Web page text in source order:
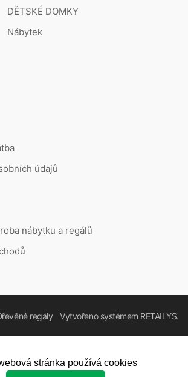
DĚTSKÉ DOMKY
Nábytek
údajů
nábytku a regálů
regály Vytvořeno systémem RETAILYS.
stránka používá cookies